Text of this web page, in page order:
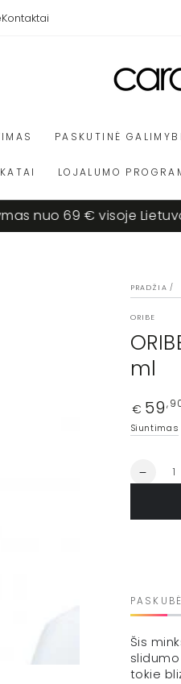
Kontaktai
PASKUTINĖ
LOJALUMO
nuo 69 € visoje
PRADŽIA /
ORIBE
ml
Įprasta
kaina
€ 59
Siuntimas
Kiekis
kiekį
Šis
tokie